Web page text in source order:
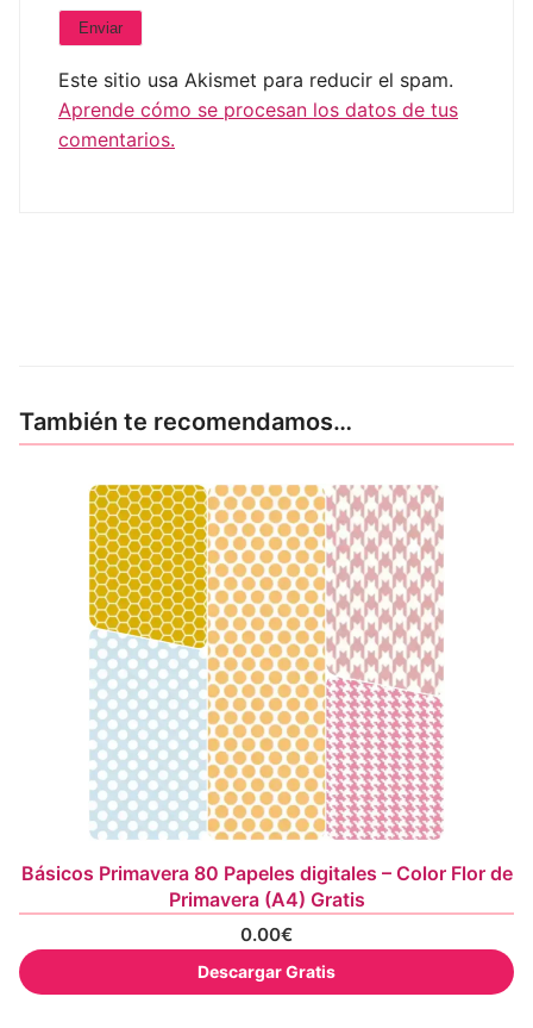
Este sitio usa Akismet para reducir el spam.
Aprende cómo se procesan los datos de tus
comentarios.
También te recomendamos…
Básicos Primavera 80 Papeles digitales – Color Flor de
Primavera (A4) Gratis
0.00€
Descargar Gratis